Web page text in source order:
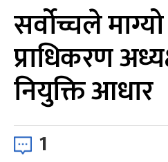
सर्वोच्चले
प्राधिकरण
नियुक्ति आधार
1